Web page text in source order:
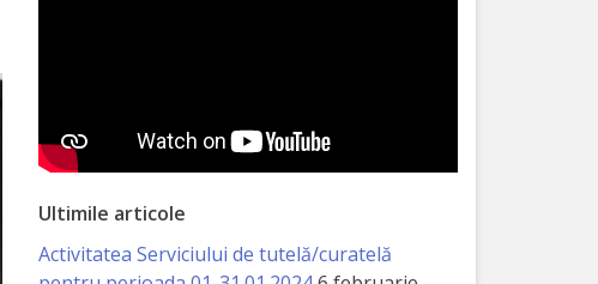
Ultimile articole
Activitatea Serviciului de tutelă/curatelă